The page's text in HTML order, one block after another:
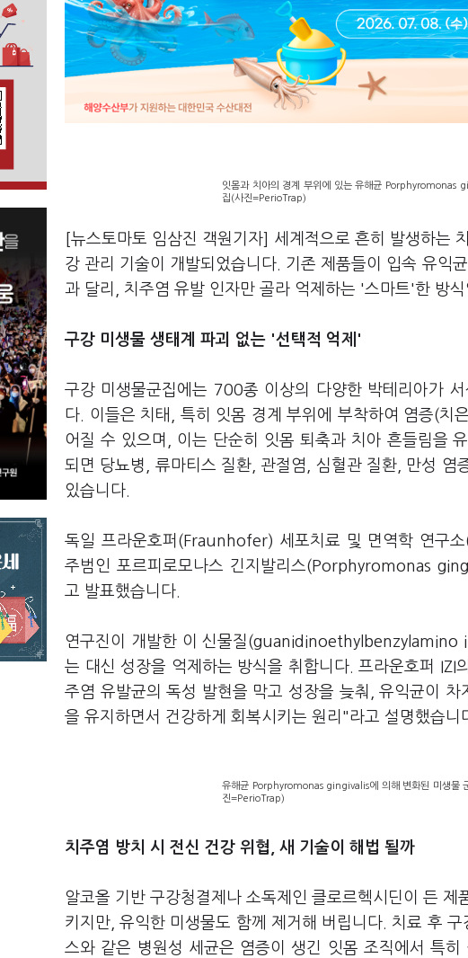
잇몸과 치아의 경계 부위에 있는 유해균 Porphyromonas
집(사진=PerioTrap)
[뉴스토마토 임삼진 객원기자] 세계적으로 흔히 발생하는
강 관리 기술이 개발되었습니다. 기존 제품들이 입속 유익
과 달리, 치주염 유발 인자만 골라 억제하는 '스마트'한 방식
구강 미생물 생태계 파괴 없는 '선택적 억제'
구강 미생물군집에는 700종 이상의 다양한 박테리아가
다. 이들은 치태, 특히 잇몸 경계 부위에 부착하여 염증(치
어질 수 있으며, 이는 단순히 잇몸 퇴축과 치아 흔들림을
되면 당뇨병, 류마티스 질환, 관절염, 심혈관 질환, 만성 염
있습니다.
독일 프라운호퍼(Fraunhofer) 세포치료 및 면역학 연구
주범인 포르피로모나스 긴지발리스(Porphyromonas
고 발표했습니다.
연구진이 개발한 이 신물질(guanidinoethylbenzylamino
는 대신 성장을 억제하는 방식을 취합니다. 프라운호퍼
주염 유발균의 독성 발현을 막고 성장을 늦춰, 유익균이
을 유지하면서 건강하게 회복시키는 원리"라고 설명했습니
유해균 Porphyromonas gingivalis에 의해 변화된 미생물
진=PerioTrap)
치주염 방치 시 전신 건강 위협, 새 기술이 해법 될까
알코올 기반 구강청결제나 소독제인 클로르헥시딘이 든
키지만, 유익한 미생물도 함께 제거해 버립니다. 치료 후
스와 같은 병원성 세균은 염증이 생긴 잇몸 조직에서 특